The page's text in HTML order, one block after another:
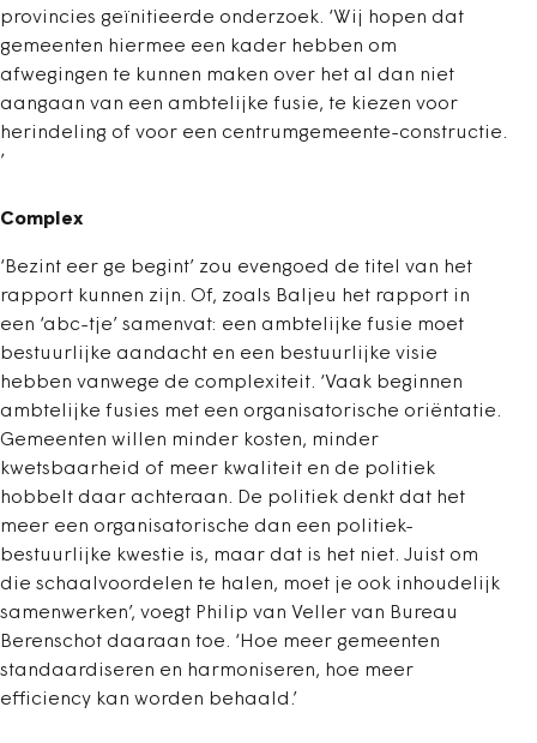
provincies geïnitieerde onderzoek. ‘Wij hopen dat
gemeenten hiermee een kader hebben om
afwegingen te kunnen maken over het al dan niet
aangaan van een ambtelijke fusie, te kiezen voor
herindeling of voor een centrumgemeente-constructie.
’
Complex
‘Bezint eer ge begint’ zou evengoed de titel van het
rapport kunnen zijn. Of, zoals Baljeu het rapport in
een ‘abc-tje’ samenvat: een ambtelijke fusie moet
bestuurlijke aandacht en een bestuurlijke visie
hebben vanwege de complexiteit. ‘Vaak beginnen
ambtelijke fusies met een organisatorische oriëntatie.
Gemeenten willen minder kosten, minder
kwetsbaarheid of meer kwaliteit en de politiek
hobbelt daar achteraan. De politiek denkt dat het
meer een organisatorische dan een politiek-
bestuurlijke kwestie is, maar dat is het niet. Juist om
die schaalvoordelen te halen, moet je ook inhoudelijk
samenwerken’, voegt Philip van Veller van Bureau
Berenschot daaraan toe. ‘Hoe meer gemeenten
standaardiseren en harmoniseren, hoe meer
efficiency kan worden behaald.’